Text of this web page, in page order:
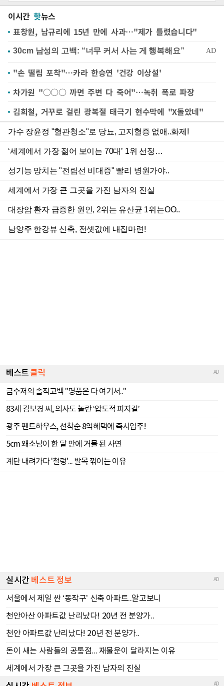
이시간 핫뉴스
표창원, 남규리에 15년 만에 사과…"제가 틀렸습니다"
"손 떨림 포착"…카라 한승연 '건강 이상설'
차가원 "○○○ 까면 주변 다 죽어"…녹취 폭로 파장
김희철, 거꾸로 걸린 광복절 태극기 현수막에 "X돌았네"